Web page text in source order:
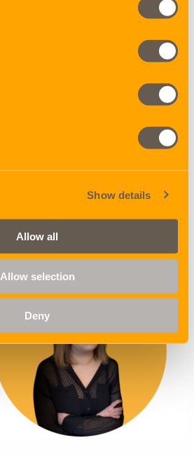
Show details
Allow all
Allow selection
Deny
Buukkaa
MyNordiconista
sähköpostitse